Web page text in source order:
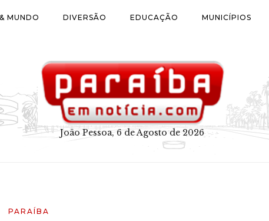
MUNDO DIVERSÃO EDUCAÇÃO MUNICÍPIOS
João Pessoa, 6 de Agosto de 2026
PARAÍBA